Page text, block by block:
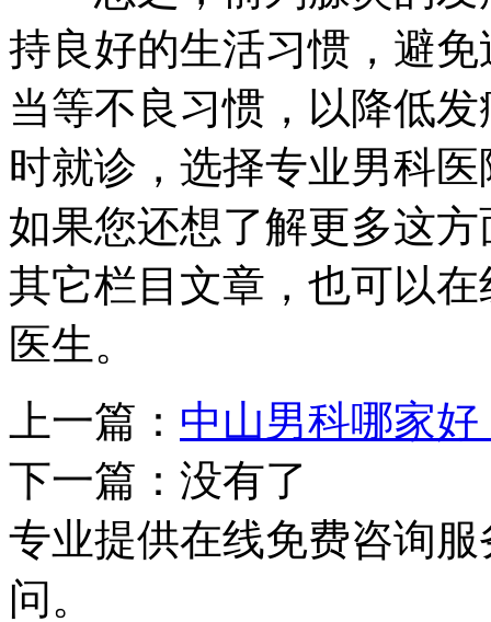
持良好的生活习惯，避
当等不良习惯，以降低
时就诊，选择专业男科
如果您还想了解更多这
其它栏目文章，也可以
医生。
上一篇： 中山男科哪家
下一篇：没有了
专业提供在线免费咨询
问。